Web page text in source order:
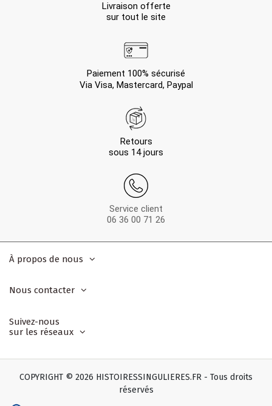
Livraison offerte
sur tout le site
Paiement 100% sécurisé
Via Visa, Mastercard, Paypal
Retours
sous 14 jours
Service client
06 36 00 71 26
À propos de nous
Nous contacter
Suivez-nous
sur les réseaux
COPYRIGHT © 2026 HISTOIRESSINGULIERES.FR - Tous droits
réservés